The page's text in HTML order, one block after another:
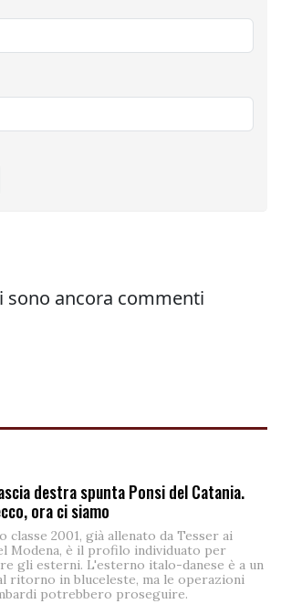
destra spunta Ponsi del Catania.
ora ci siamo
classe 2001, già allenato da Tesser ai
Modena, è il profilo individuato per
gli esterni. L'esterno italo-danese è a un
ritorno in bluceleste, ma le operazioni
potrebbero proseguire.